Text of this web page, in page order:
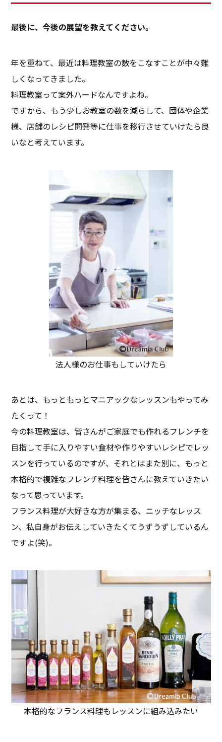
――最後に、今後の展望を教えてください。
年を重ねて、最近は料理教室の数をこなすことが中々難
しくなってきました。
料理教室って案外ハードなんですよね。
ですから、もう少しお教室の数を減らして、団体や企業
様、店舗のレシピ開発等に仕事を移行させていけたら良
いなと考えています。
法人様のお仕事もしていけたら
あとは、もっともっとマニアックなレッスンもやってみ
たくって！
今の料理教室は、皆さんがご家庭でも作れるフレンチを
目指して手に入りやすい食材や作りやすいレシピでレッ
スンを行っているのですが、それとはまた別に、もっと
本格的で複雑なフレンチ料理を皆さんに教えていきたい
なって思っています。
フランス料理が大好きな方が集まる、ニッチなレッス
ン、私自身がお伝えしていきたくてうずうずしているん
ですよ(笑)。
本格的なフランス料理もレッスンに組み込みたい